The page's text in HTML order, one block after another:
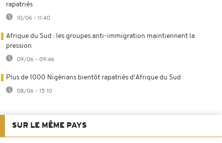
rapatriés
10/06 - 11:40
Afrique du Sud : les groupes anti-immigration maintiennent la
pression
09/06 - 09:46
Plus de 1000 Nigérians bientôt rapatriés d'Afrique du Sud
08/06 - 15:10
SUR LE MÊME PAYS